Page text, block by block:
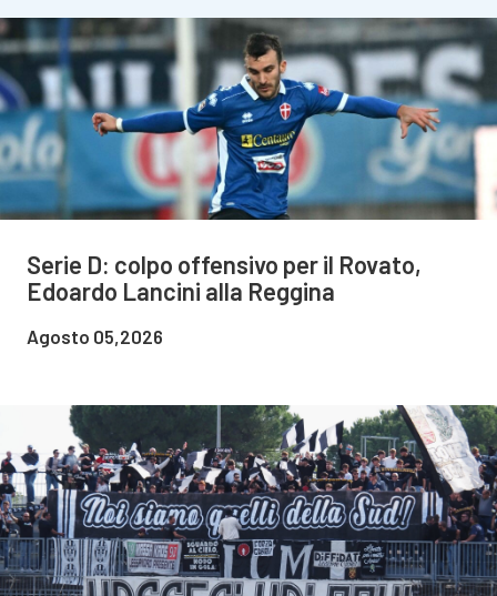
Serie D: colpo offensivo per il Rovato,
Edoardo Lancini alla Reggina
Agosto 05,2026